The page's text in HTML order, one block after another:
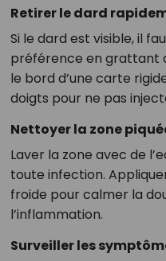
Retirer le dard
Si le dard est visible, il
préférence en grattant
le bord d’une carte
doigts pour ne pas
Nettoyer la zone
Laver la zone avec de
toute infection.
froide pour calmer la
l’inflammation.
Surveiller les